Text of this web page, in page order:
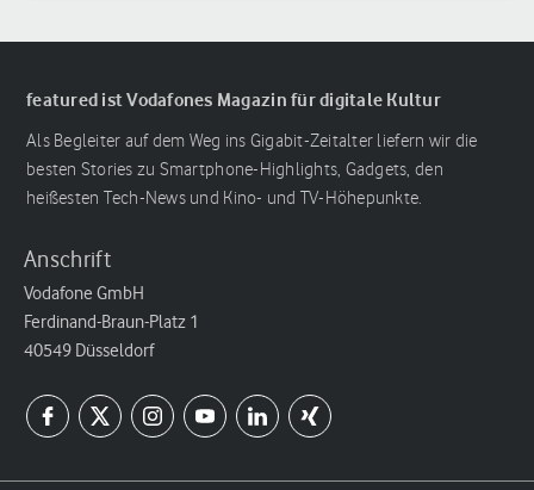
featured ist Vodafones Magazin für digitale Kultur
Als Begleiter auf dem Weg ins Gigabit-Zeitalter liefern wir die
besten Stories zu Smartphone-Highlights, Gadgets, den
heißesten Tech-News und Kino- und TV-Höhepunkte.
Anschrift
Vodafone GmbH
Ferdinand-Braun-Platz 1
40549 Düsseldorf